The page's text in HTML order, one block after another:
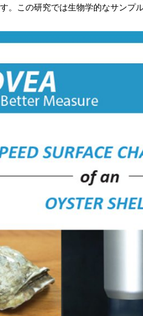
。この研究では生物学的なサンプ